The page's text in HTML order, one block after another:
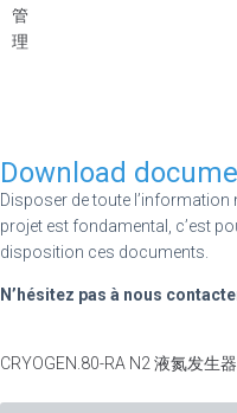
管
理
Download
Disposer de toute
projet est fondamental, c’est
disposition ces documents.
N’hésitez pas à nous
CRYOGEN.80-RA N2 液氮发生